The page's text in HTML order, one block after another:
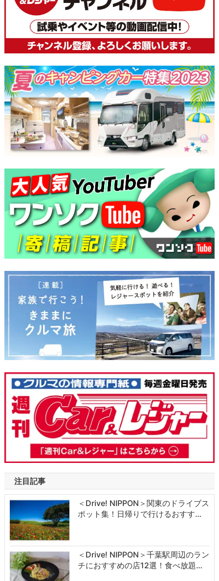
注目記事
＜Drive! NIPPON＞関東のドライブス
ポット集！日帰りで行けるおすす…
＜Drive! NIPPON＞千葉駅周辺のラン
チにおすすめの店12選！食べ放題…